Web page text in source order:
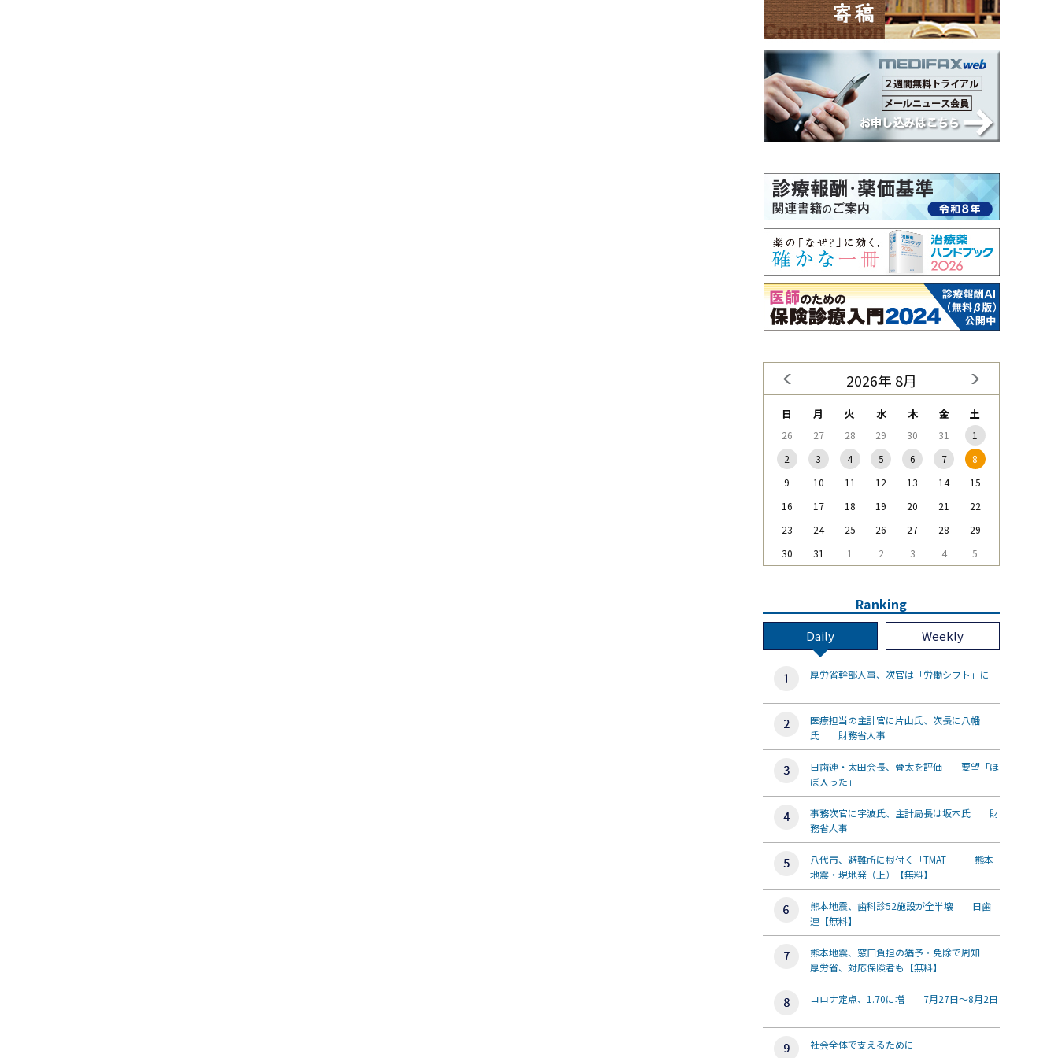
2026年 8月
日 月 火 水 木 金 土
26 27 28 29 30 31
1
2
3 4 5 6 7
8
9
10 11 12 13 14
15
16
17 18 19 20 21
22
23
24 25 26 27 28
29
30
31 1 2 3 4 5
Ranking
Daily Weekly
厚労省幹部人事、次官は「労働シフト」に
医療担当の主計官に片山氏、次長に八幡
氏 財務省人事
日歯連・太田会長、骨太を評価 要望「ほ
ぼ入った」
事務次官に宇波氏、主計局長は坂本氏 財
務省人事
八代市、避難所に根付く「TMAT」 熊本
地震・現地発（上）【無料】
熊本地震、歯科診52施設が全半壊 日歯
連【無料】
熊本地震、窓口負担の猶予・免除で周知
厚労省、対応保険者も【無料】
コロナ定点、1.70に増 7月27日～8月2日
社会全体で支えるために